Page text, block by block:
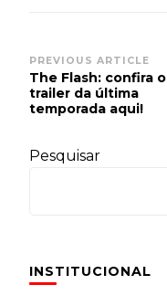
Post
Navigation
PREVIOUS ARTICLE
The Flash: confira o
trailer da última
temporada aqui!
Pesquisar
INSTITUCIONAL